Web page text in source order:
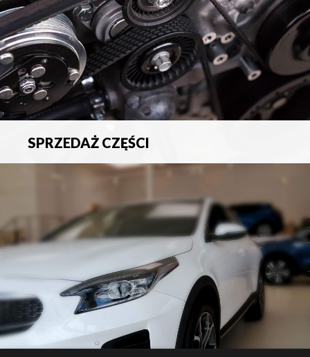
SPRZEDAŻ CZĘŚCI
Sprzedaż oryginalnych części samochodowych oraz